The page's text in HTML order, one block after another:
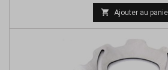
 Ajouter au